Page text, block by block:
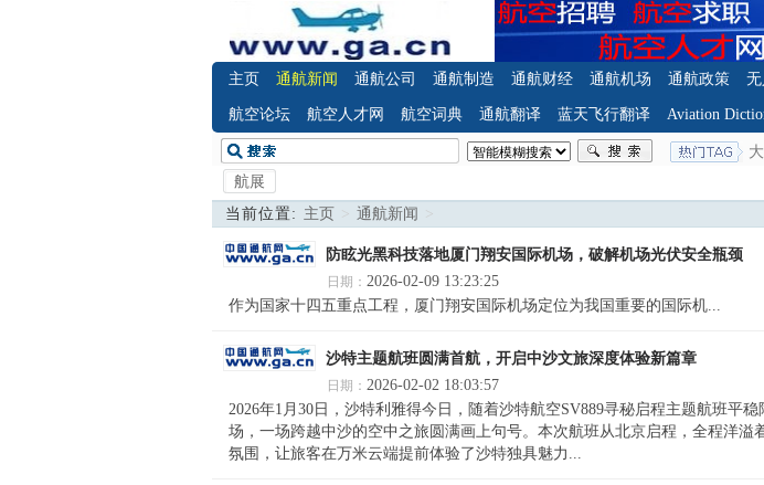
主页
通航新闻 通航公司 通航制造 通航财经 通航机场 通航政策
航空论坛 航空人才网 航空词典 通航翻译 蓝天飞行翻译 Aviation
航展
当前位置: 主页 > 通航新闻 >
防眩光黑科技落地厦门翔安国际机场，破解机场光伏安全瓶颈
日期： 2026-02-09 13:23:25
作为国家十四五重点工程，厦门翔安国际机场定位为我国重要的国际机...
沙特主题航班圆满首航，开启中沙文旅深度体验新篇章
日期： 2026-02-02 18:03:57
2026年1月30日，沙特利雅得今日，随着沙特航空SV889寻秘启程主题航班平
场，一场跨越中沙的空中之旅圆满画上句号。本次航班从北京启程，全程洋溢
氛围，让旅客在万米云端提前体验了沙特独具魅力...